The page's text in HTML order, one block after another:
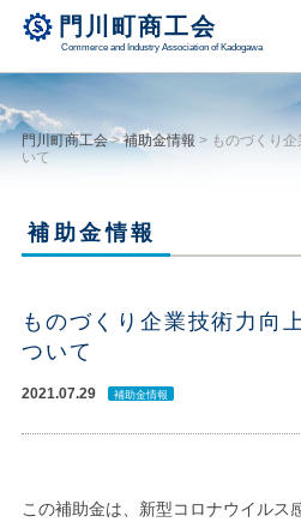
門川町商工会
Commerce and Industry Association of Kadogawa
門川町商工会>補助金情報 > ものづくり
いて
補助金情報
ものづくり企業技術力向
ついて
2021.07.29 補助金情報
この補助金は、新型コロナウイルス